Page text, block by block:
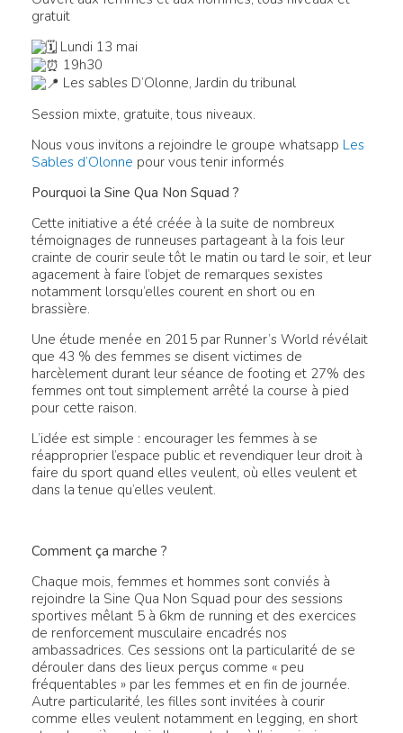
gratuit
Lundi 13 mai
19h30
Les sables D’Olonne, Jardin du tribunal
Session mixte, gratuite, tous niveaux.
Nous vous invitons a rejoindre le groupe whatsapp Les
Sables d’Olonne pour vous tenir informés
Pourquoi la Sine Qua Non Squad ?
Cette initiative a été créée à la suite de nombreux
témoignages de runneuses partageant à la fois leur
crainte de courir seule tôt le matin ou tard le soir, et leur
agacement à faire l’objet de remarques sexistes
notamment lorsqu’elles courent en short ou en
brassière.
Une étude menée en 2015 par Runner’s World révélait
que 43 % des femmes se disent victimes de
harcèlement durant leur séance de footing et 27% des
femmes ont tout simplement arrêté la course à pied
pour cette raison.
L’idée est simple : encourager les femmes à se
réapproprier l’espace public et revendiquer leur droit à
faire du sport quand elles veulent, où elles veulent et
dans la tenue qu’elles veulent.
Comment ça marche ?
Chaque mois, femmes et hommes sont conviés à
rejoindre la Sine Qua Non Squad pour des sessions
sportives mêlant 5 à 6km de running et des exercices
de renforcement musculaire encadrés nos
ambassadrices. Ces sessions ont la particularité de se
dérouler dans des lieux perçus comme « peu
fréquentables » par les femmes et en fin de journée.
Autre particularité, les filles sont invitées à courir
comme elles veulent notamment en legging, en short